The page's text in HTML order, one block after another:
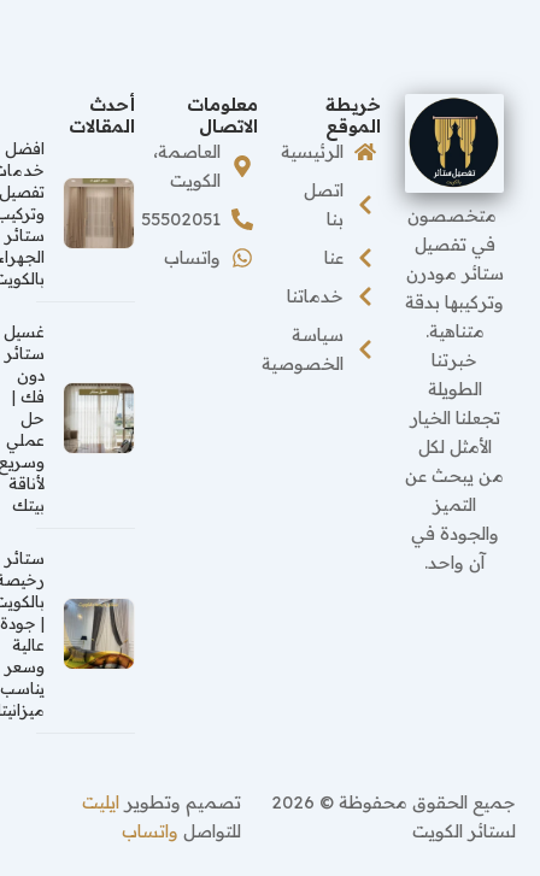
متخصصون
في تفصيل
ستائر مودرن
وتركيبها بدقة
متناهية.
خبرتنا
الطويلة
تجعلنا الخيار
الأمثل لكل
من يبحث عن
التميز
والجودة في
آن واحد.
خريطة
الموقع
الرئيسية
اتصل
بنا
عنا
خدماتنا
سياسة
الخصوصية
معلومات
الاتصال
العاصمة،
الكويت
55502051
واتساب
أحدث
المقالات
افضل
خدمات
تفصيل
وتركيب
ستائر
الجهراء
بالكويت
غسيل
ستائر
دون
فك |
حل
عملي
وسريع
لأناقة
بيتك
ستائر
رخيصة
بالكويت
| جودة
عالية
وسعر
يناسب
ميزانيتك
جميع الحقوق محفوظة © 2026
لستائر الكويت
تصميم وتطويرايليت
للتواصلواتساب